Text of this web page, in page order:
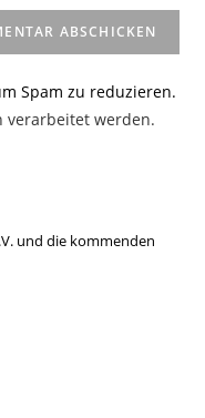
Spam zu reduzieren.
verarbeitet werden.
und die kommenden